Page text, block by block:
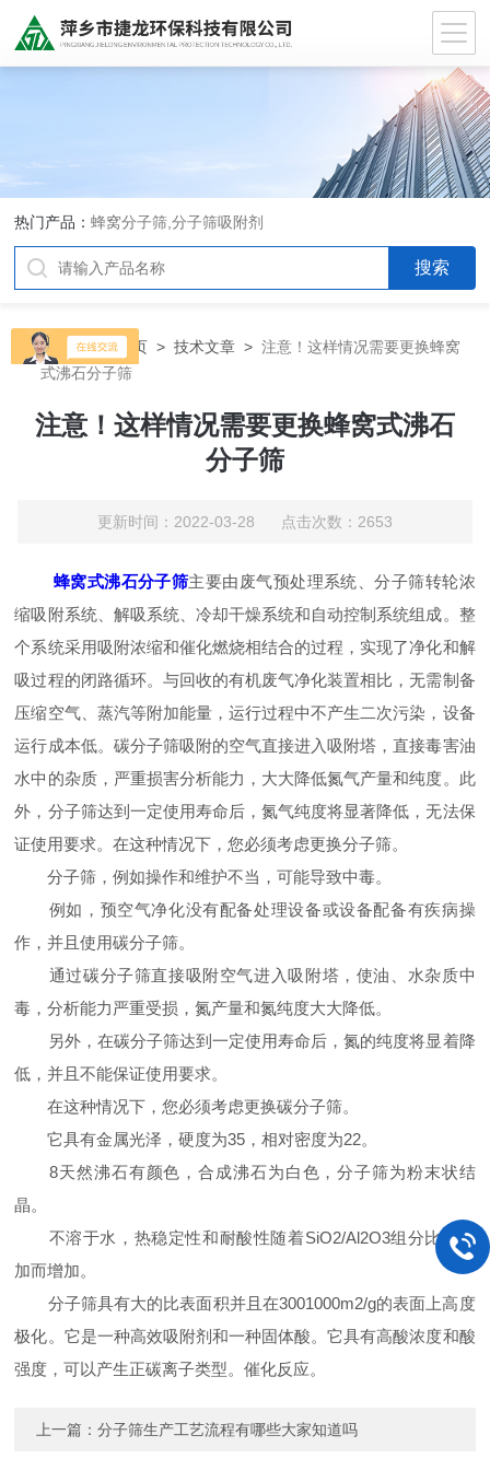
热门产品：蜂窝分子筛,分子筛吸附剂
当前位置：首页 >技术文章 >注意！这样情况需要更换蜂窝
式沸石分子筛
注意！这样情况需要更换蜂窝式沸石
分子筛
更新时间：2022-03-28 点击次数：2653
蜂窝式沸石分子筛主要由废气预处理系统、分子筛转轮浓
缩吸附系统、解吸系统、冷却干燥系统和自动控制系统组成。整
个系统采用吸附浓缩和催化燃烧相结合的过程，实现了净化和解
吸过程的闭路循环。与回收的有机废气净化装置相比，无需制备
压缩空气、蒸汽等附加能量，运行过程中不产生二次污染，设备
运行成本低。碳分子筛吸附的空气直接进入吸附塔，直接毒害油
水中的杂质，严重损害分析能力，大大降低氮气产量和纯度。此
外，分子筛达到一定使用寿命后，氮气纯度将显著降低，无法保
证使用要求。在这种情况下，您必须考虑更换分子筛。
分子筛，例如操作和维护不当，可能导致中毒。
例如，预空气净化没有配备处理设备或设备配备有疾病操
作，并且使用碳分子筛。
通过碳分子筛直接吸附空气进入吸附塔，使油、水杂质中
毒，分析能力严重受损，氮产量和氮纯度大大降低。
另外，在碳分子筛达到一定使用寿命后，氮的纯度将显着降
低，并且不能保证使用要求。
在这种情况下，您必须考虑更换碳分子筛。
它具有金属光泽，硬度为35，相对密度为22。
8天然沸石有颜色，合成沸石为白色，分子筛为粉末状结
晶。
不溶于水，热稳定性和耐酸性随着SiO2/Al2O3组分比的增
加而增加。
分子筛具有大的比表面积并且在3001000m2/g的表面上高度
极化。它是一种高效吸附剂和一种固体酸。它具有高酸浓度和酸
强度，可以产生正碳离子类型。催化反应。
上一篇：分子筛生产工艺流程有哪些大家知道吗